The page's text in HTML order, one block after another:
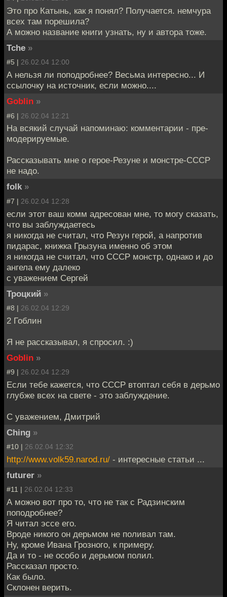
Это про Катынь, как я понял? Получается. немчура
всех там порешила?
А можно название книги узнать, ну и автора тоже.
Tche »
#5 | 26.02.04 12:00
А нельзя ли поподробнее? Весьма интересно... И
ссылочку на источник, если можно....
Goblin »
#6 | 26.02.04 12:21
На всякий случай напоминаю: комментарии - пре-
модерируемые.
Рассказывать мне о герое-Резуне и монстре-СССР
не надо.
folk »
#7 | 26.02.04 12:28
если этот ваш комм адресован мне, то могу сказать,
что вы заблуждаетесь
я никогда не считал, что Резун герой, а напротив
пидарас, книжка Грызуна именно об этом
я никогда не считал, что СССР монстр, однако и до
ангела ему далеко
с уважением Сергей
Троцкий »
#8 | 26.02.04 12:29
2 Гоблин
Я не рассказывал, я спросил. :)
Goblin »
#9 | 26.02.04 12:29
Если тебе кажется, что СССР втоптал себя в дерьмо
глубже всех на свете - это заблуждение.
С уважением, Дмитрий
Ching »
#10 | 26.02.04 12:32
http://www.volk59.narod.ru/ - интересные статьи ...
futurer »
#11 | 26.02.04 12:33
А можно вот про то, что не так с Радзинским
поподробнее?
Я читал эссе его.
Вроде никого он дерьмом не поливал там.
Ну, кроме Ивана Грозного, к примеру.
Да и то - не особо и дерьмом полил.
Рассказал просто.
Как было.
Склонен верить.